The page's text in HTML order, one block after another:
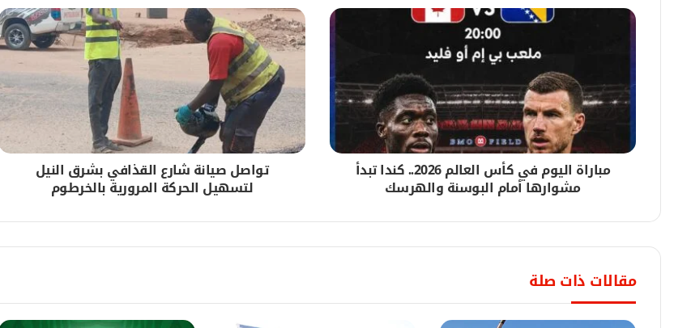
بعد توقف أكثر من 20 عاماً.. افتتاح مستشفى عمر نور الدائم المرجعي بنعيمة غدا
07/08/2026
هيئة الطرق والجسور ومصارف المياه تُنفّذ صيانة بالخرطوم
07/08/2026
مقتل 4 مدنيين في هجوم لمليشيا الدعم السريع على منطقة التميد بشمال كردفان
وزير الدولة بوزارة المالية يبشر بإطلاق نظام نزاهة الرقمي
مباراة اليوم في كأس العالم 2026.. كندا تبدأ
مشوارها أمام البوسنة والهرسك
تواصل صيانة شارع القذافي بشرق النيل
لتسهيل الحركة المرورية بالخرطوم
مقالات ذات صلة